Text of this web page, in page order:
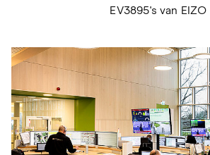
EV3895's van EIZO